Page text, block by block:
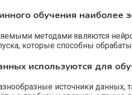
обучения
методами являются
которые способны
используются для
источники